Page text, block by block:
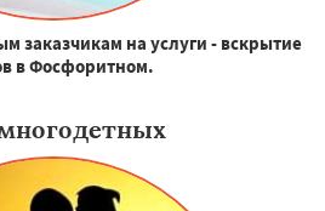
заказчикам на услуги - вскрытие
в Фосфоритном.